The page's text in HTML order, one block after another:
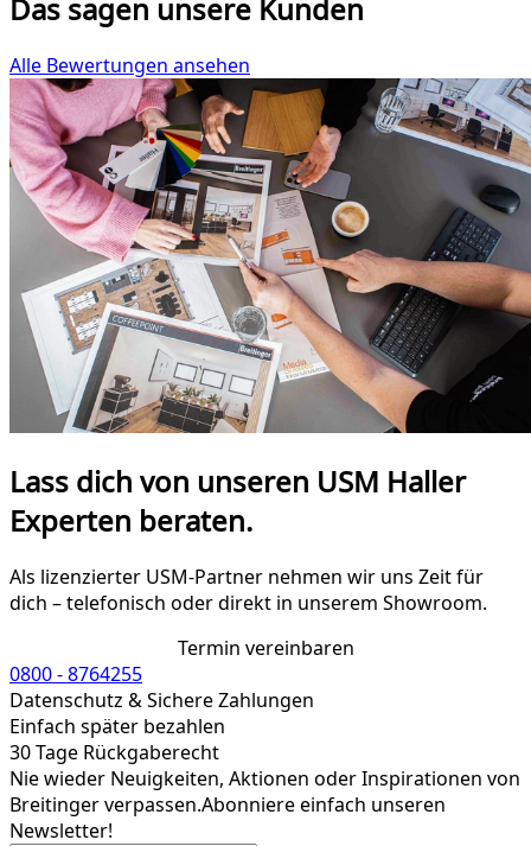
Das sagen unsere Kunden
Alle Bewertungen ansehen
Lass dich von unseren USM Haller
Experten beraten.
Als lizenzierter USM-Partner nehmen wir uns Zeit für
dich – telefonisch oder direkt in unserem Showroom.
Termin vereinbaren
0800 - 8764255
Datenschutz & Sichere Zahlungen
Einfach später bezahlen
30 Tage Rückgaberecht
Nie wieder Neuigkeiten, Aktionen oder Inspirationen von
Breitinger verpassen.Abonniere einfach unseren
Newsletter!